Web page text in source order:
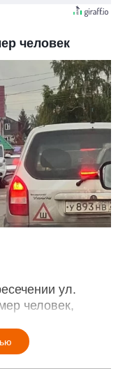
человек
ул.
человек,